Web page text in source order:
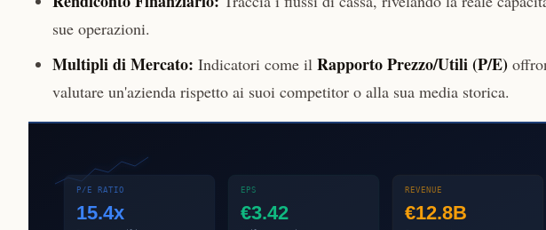
sue operazioni.
Multipli di Mercato: Indicatori come il Rapporto Prezzo/Utili (P/E)
valutare un'azienda rispetto ai suoi competitor o alla sua media storica.